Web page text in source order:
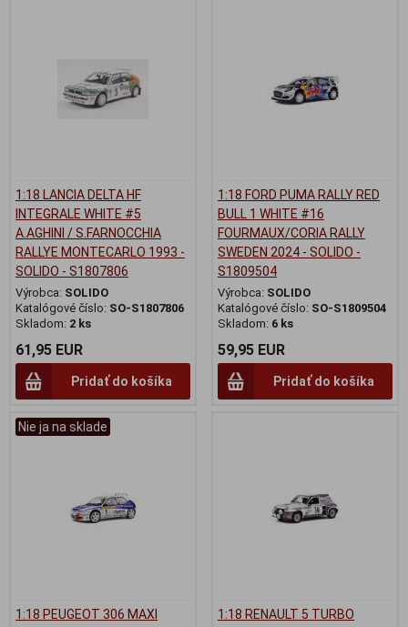
1:18 LANCIA DELTA HF
INTEGRALE WHITE #5
A.AGHINI / S.FARNOCCHIA
RALLYE MONTECARLO 1993 -
SOLIDO - S1807806
Výrobca: SOLIDO
Katalógové číslo: SO-S1807806
Skladom: 2 ks
61,95 EUR
Pridať do košíka
1:18 FORD PUMA RALLY RED
BULL 1 WHITE #16
FOURMAUX/CORIA RALLY
SWEDEN 2024 - SOLIDO -
S1809504
Výrobca: SOLIDO
Katalógové číslo: SO-S1809504
Skladom: 6 ks
59,95 EUR
Pridať do košíka
Nie ja na sklade
1:18 PEUGEOT 306 MAXI
1:18 RENAULT 5 TURBO